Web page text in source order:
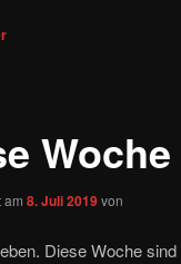
Woche
am8. Juli 2019 von
Diese Woche